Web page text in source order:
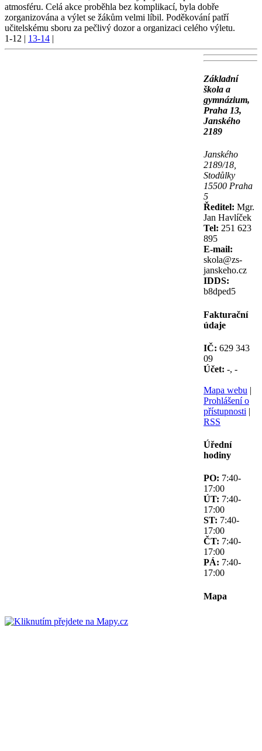
atmosféru. Celá akce proběhla bez komplikací, byla dobře
zorganizována a výlet se žákům velmi líbil. Poděkování patří
učitelskému sboru za pečlivý dozor a organizaci celého výletu.
1-12 | 13-14 |
Základní
škola a
gymnázium,
Praha 13,
Janského
2189
Janského
2189/18,
Stodůlky
15500 Praha
5
Ředitel: Mgr.
Jan Havlíček
Tel: 251 623
895
E-mail:
skola@zs-
janskeho.cz
IDDS:
b8dped5
Fakturační
údaje
IČ: 629 343
09
Účet: -, -
Mapa webu |
Prohlášení o
přístupnosti |
RSS
Úřední
hodiny
PO: 7:40-
17:00
ÚT: 7:40-
17:00
ST: 7:40-
17:00
ČT: 7:40-
17:00
PÁ: 7:40-
17:00
Mapa